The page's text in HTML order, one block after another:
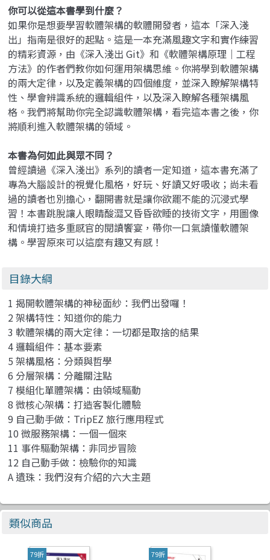
你可以從這本書學到什麼？
如果你是想要學習軟體架構的軟體開發者，這本「深入淺
出」指南是很好的起點。這是一本充滿風趣文字和實作練習
的精彩資源，由《深入淺出 Git》和《軟體架構原理｜工程
方法》的作者們教你如何運用架構思維。你將學到軟體架構
的兩大定律，以及定義架構的四個維度，並深入瞭解架構特
性、學會辨識系統的邏輯組件，以及深入瞭解各種架構風
格。我們將幫助你完全認識軟體架構，看完這本書之後，你
將順利進入軟體架構的領域。
本書為何如此與眾不同？
曾經讀過《深入淺出》系列的讀者一定知道，這本書充滿了
專為大腦設計的視覺化風格，好玩、好讀又好吸收；尚未看
過的讀者也別擔心，翻開書就是讓你欲罷不能的沉浸式學
習！本書跳脫讓人眼睛酸澀又昏昏欲睡的技術文字，用圖像
和情境打造多重感官的閱讀饗宴，帶你一口氣讀懂軟體架
構。學習原來可以這麼有趣又有感！
目錄大綱
1 揭開軟體架構的神秘面紗：我們出發囉！
2 架構特性：知道你的能力
3 軟體架構的兩大定律：一切都是取捨的結果
4 邏輯組件：基本要素
5 架構風格：分類與哲學
6 分層架構：分離關注點
7 模組化單體架構：由領域驅動
8 微核心架構：打造客製化體驗
9 自己動手做：TripEZ 旅行應用程式
10 微服務架構：一個一個來
11 事件驅動架構：非同步冒險
12 自己動手做：檢驗你的知識
A 遺珠：我們沒有介紹的六大主題
類似商品
79折 79折